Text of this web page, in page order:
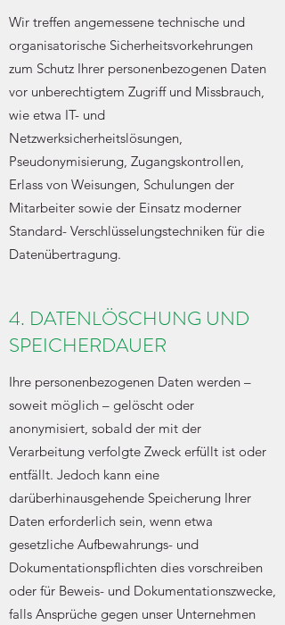
Wir treffen angemessene technische und
organisatorische Sicherheitsvorkehrungen
zum Schutz Ihrer personenbezogenen Daten
vor unberechtigtem Zugriff und Missbrauch,
wie etwa IT- und
Netzwerksicherheitslösungen,
Pseudonymisierung, Zugangskontrollen,
Erlass von Weisungen, Schulungen der
Mitarbeiter sowie der Einsatz moderner
Standard- Verschlüsselungstechniken für die
Datenübertragung.
4. DATENLÖSCHUNG UND
SPEICHERDAUER
Ihre personenbezogenen Daten werden –
soweit möglich – gelöscht oder
anonymisiert, sobald der mit der
Verarbeitung verfolgte Zweck erfüllt ist oder
entfällt. Jedoch kann eine
darüberhinausgehende Speicherung Ihrer
Daten erforderlich sein, wenn etwa
gesetzliche Aufbewahrungs- und
Dokumentationspflichten dies vorschreiben
oder für Beweis- und Dokumentationszwecke,
falls Ansprüche gegen unser Unternehmen